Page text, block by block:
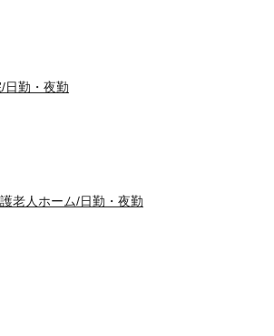
日勤・夜勤
老人ホーム/日勤・夜勤